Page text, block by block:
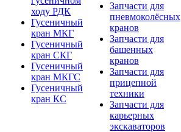
ходу РДК
Гусеничный
кран МКГ
Гусеничный
кран СКГ
Гусеничный
кран МКГС
Гусеничный
кран КС
Запчасти для
пневмоколёсных
кранов
Запчасти для
башенных
кранов
Запчасти для
прицепной
техники
Запчасти для
карьерных
экскаваторов